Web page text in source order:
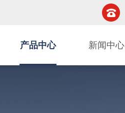
产品中心 新闻中心